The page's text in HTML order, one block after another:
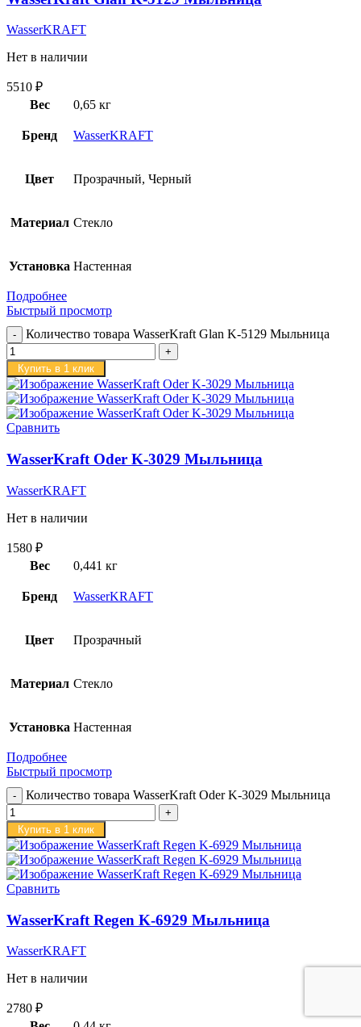
WasserKRAFT
Нет в наличии
5510 ₽
Вес
0,65 кг
Бренд WasserKRAFT
Цвет Прозрачный, Черный
Материал Стекло
Установка Настенная
Подробнее
Быстрый просмотр
Количество товара WasserKraft Glan K-5129 Мыльница
Купить в 1 клик
Сравнить
WasserKraft Oder K-3029 Мыльница
WasserKRAFT
Нет в наличии
1580 ₽
Вес
0,441 кг
Бренд WasserKRAFT
Цвет Прозрачный
Материал Стекло
Установка Настенная
Подробнее
Быстрый просмотр
Количество товара WasserKraft Oder K-3029 Мыльница
Купить в 1 клик
Сравнить
WasserKraft Regen K-6929 Мыльница
WasserKRAFT
Нет в наличии
2780 ₽